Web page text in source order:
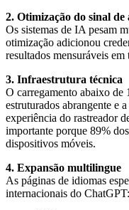
2. Otimização do sinal
Os sistemas de IA pesam
otimização adicionou
resultados mensuráveis
3. Infraestrutura técnica
O carregamento abaixo de
estruturados abrangente e
experiência do rastreador
importante porque 89%
dispositivos móveis.
4. Expansão multilingue
As páginas de idiomas
internacionais do ChatGPT: